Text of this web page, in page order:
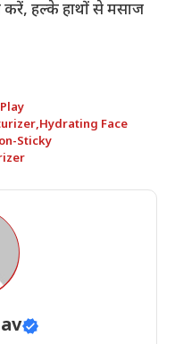
हल्के हाथों से मसाज
,Hydrating Face
Sticky